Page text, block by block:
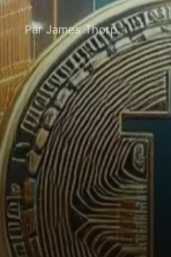
Par James Thorp